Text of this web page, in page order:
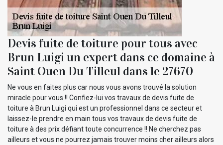
Devis fuite de toiture pour tous avec
Brun Luigi un expert dans ce domaine à
Saint Ouen Du Tilleul dans le 27670
Ne vous en faites plus car nous vous avons trouvé la solution
miracle pour vous !! Confiez-lui vos travaux de devis fuite de
toiture à Brun Luigi qui est un professionnel dans ce secteur et
laissez-le prendre en main tous vos travaux de devis fuite de
toiture à des prix défiant toute concurrence !! Ne cherchez pas
ailleurs et vous ne pourrez jamais trouver moins cher ailleurs alors